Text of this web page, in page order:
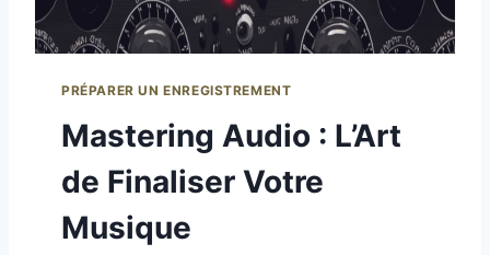
PRÉPARER UN ENREGISTREMENT
Mastering Audio : L’Art
de Finaliser Votre
Musique